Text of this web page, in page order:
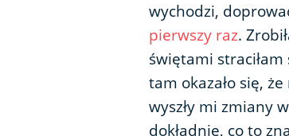
wychodzi,
pierwszy raz.
świętami
tam okazało się,
wyszły mi zmiany
dokładnie, co to